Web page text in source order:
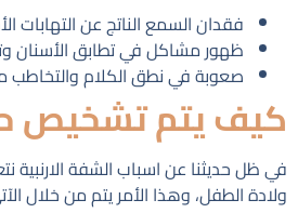
فقدان السمع الناتج عن التهابات
ظهور مشاكل في تطابق الأسنان
صعوبة في نطق الكلام والتخاطب
كيف يتم تشخيص
في ظل حديثنا عن اسباب الشفة
ولادة الطفل، وهذا الأمر يتم من خلال